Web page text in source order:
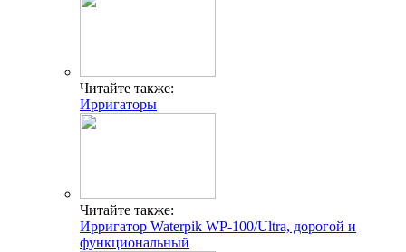
Читайте также:
Ирригаторы
Читайте также:
Ирригатор Waterpik WP-100/Ultra, дорогой и
функциональный